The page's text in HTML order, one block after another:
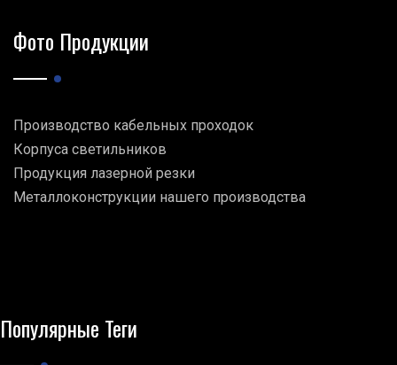
Фото Продукции
Производство кабельных проходок
Корпуса светильников
Продукция лазерной резки
Металлоконструкции нашего производства
Популярные Теги